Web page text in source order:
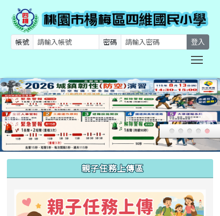
帳號 密碼 登入
親子任務上傳區